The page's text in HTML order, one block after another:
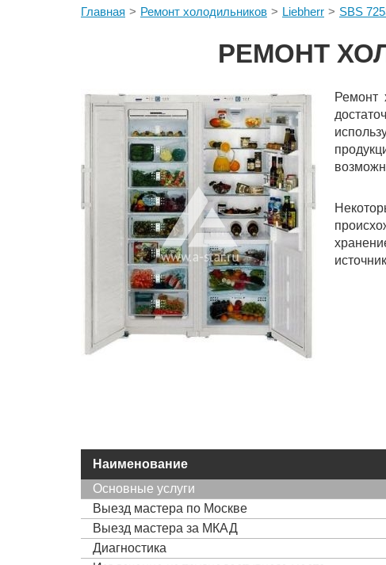
Главная Ремонт холодильников Liebherr SBS
РЕМОНТ
Ремонт
Наименование
Основные услуги
Выезд мастера по Москве
Выезд мастера за МКАД
Диагностика